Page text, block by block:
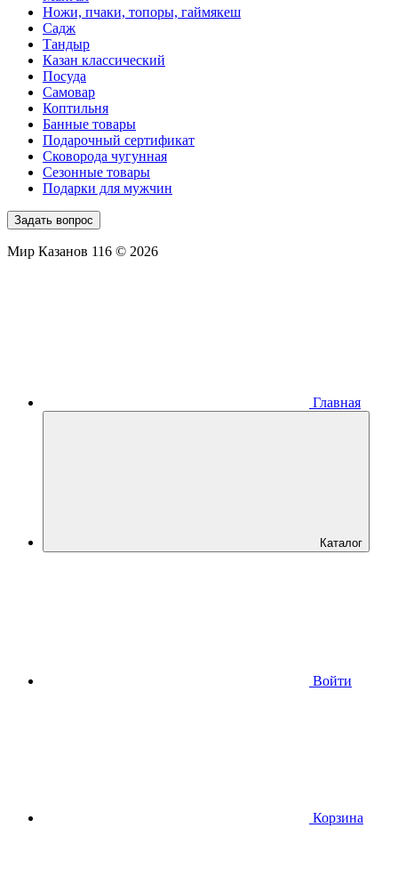
Ножи, пчаки, топоры, гаймякеш
Садж
Тандыр
Казан классический
Посуда
Самовар
Коптильня
Банные товары
Подарочный сертификат
Сковорода чугунная
Сезонные товары
Подарки для мужчин
Задать вопрос
Мир Казанов 116 © 2026
Главная
Каталог
Войти
Корзина